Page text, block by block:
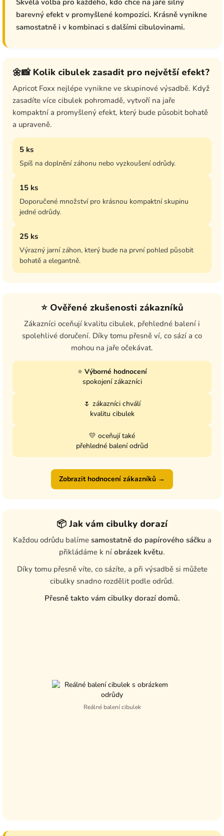
Skvělá volba pro každého, kdo chce na jaře silný
barevný efekt v promyšlené kompozici. Krásně vynikne
samostatně i v kombinaci s dalšími cibulovinami.
🌼📸 Kolik cibulek zasadit pro největší efekt?
Apricot Foxx nejlépe vynikne ve skupinové výsadbě. Když
zasadíte více cibulek pohromadě, vytvoří na jaře
kompaktní a promyšlený efekt, který bude působit bohatě
a upraveně.
5 ks
Spíš na doplnění záhonu nebo vyzkoušení odrůdy.
15 ks
Doporučené množství pro krásnou kompaktní skupinu
jedné odrůdy.
25 ks
Výrazný jarní záhon, který bude na první pohled působit
bohatě a elegantně.
⭐ Ověřené zkušenosti zákazníků
Zákazníci oceňují kvalitu cibulek, přehledné balení i
spolehlivé doručení. Díky tomu přesně ví, co sází a co
mohou na jaře očekávat.
⭐ Výborné hodnocení
spokojení zákazníci
🌷 zákazníci chválí
kvalitu cibulek
💛 oceňují také
přehledné balení odrůd
Zobrazit hodnocení zákazníků →
📦 Jak vám cibulky dorazí
Každou odrůdu balíme samostatně do papírového sáčku a
přikládáme k ní obrázek květu.
Díky tomu přesně víte, co sázíte, a při výsadbě si můžete
cibulky snadno rozdělit podle odrůd.
Přesně takto vám cibulky dorazí domů.
Reálné balení cibulek